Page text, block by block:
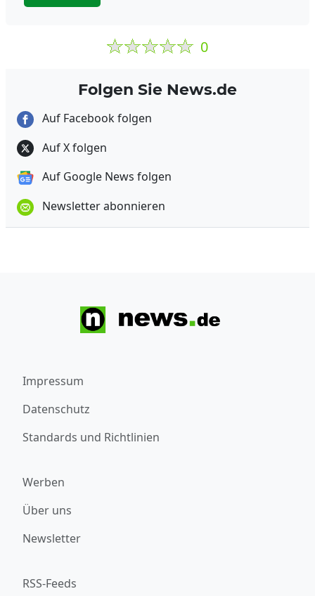
0
Folgen Sie News.de
Auf Facebook folgen
Auf X folgen
Auf Google News folgen
Newsletter abonnieren
Impressum
Datenschutz
Standards und Richtlinien
Werben
Über uns
Newsletter
RSS-Feeds